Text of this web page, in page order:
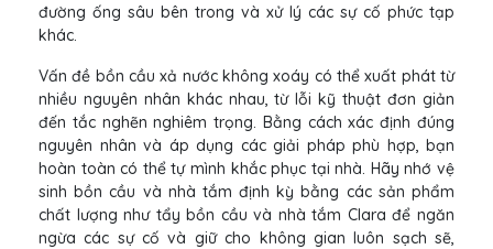
đường ống sâu bên trong và xử lý các sự cố phức tạp
khác.
Vấn đề bồn cầu xả nước không xoáy có thể xuất phát từ
nhiều nguyên nhân khác nhau, từ lỗi kỹ thuật đơn giản
đến tắc nghẽn nghiêm trọng. Bằng cách xác định đúng
nguyên nhân và áp dụng các giải pháp phù hợp, bạn
hoàn toàn có thể tự mình khắc phục tại nhà. Hãy nhớ vệ
sinh bồn cầu và nhà tắm định kỳ bằng các sản phẩm
chất lượng như tẩy bồn cầu và nhà tắm Clara để ngăn
ngừa các sự cố và giữ cho không gian luôn sạch sẽ,